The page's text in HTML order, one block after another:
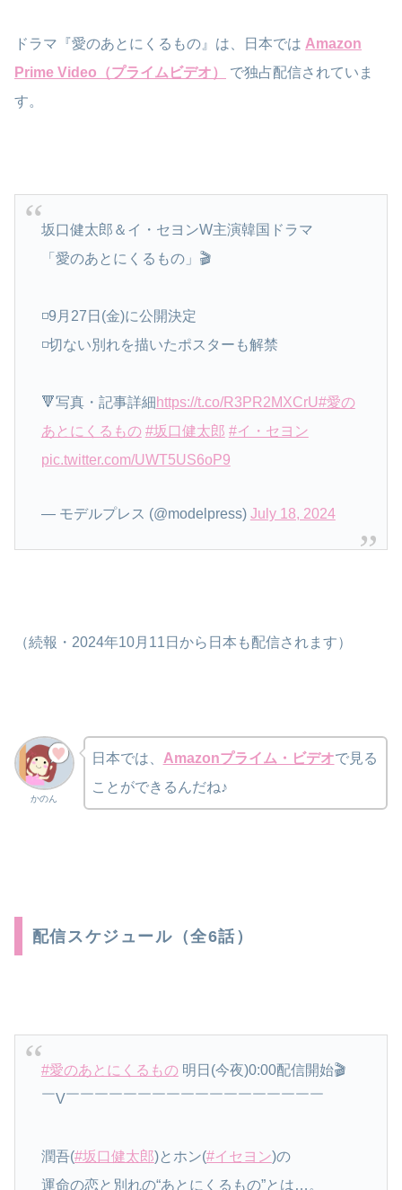
ドラマ『愛のあとにくるもの』は、日本では Amazon
Prime Video（プライムビデオ）
で独占配信されていま
す。
坂口健太郎＆イ・セヨンW主演韓国ドラマ
「愛のあとにくるもの」🎬️
◽9月27日(金)に公開決定
◽切ない別れを描いたポスターも解禁
🔻写真・記事詳細https://t.co/R3PR2MXCrU#愛の
あとにくるもの #坂口健太郎 #イ・セヨン
pic.twitter.com/UWT5US6oP9
— モデルプレス (@modelpress) July 18, 2024
（続報・2024年10月11日から日本も配信されます）
かのん
日本では、 Amazonプライム・ビデオで見る
ことができるんだね♪
配信スケジュール（全6話）
#愛のあとにくるもの明日(今夜)0:00配信開始🎬
￣V￣￣￣￣￣￣￣￣￣￣￣￣￣￣￣￣￣￣
潤吾(#坂口健太郎)とホン(#イセヨン)の
運命の恋と別れの“あとにくるもの”とは…。